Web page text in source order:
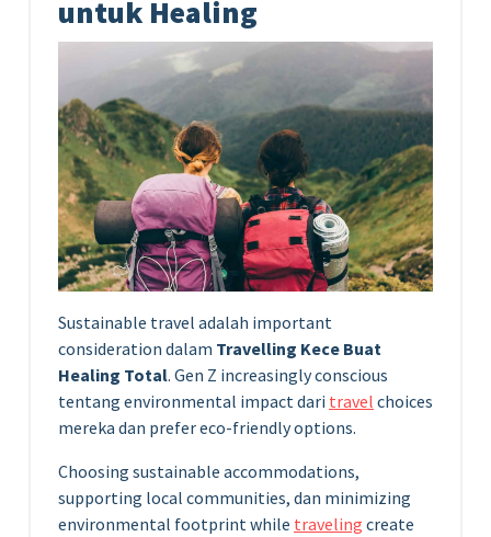
untuk Healing
Sustainable travel adalah important
consideration dalam Travelling Kece Buat
Healing Total. Gen Z increasingly conscious
tentang environmental impact dari travel choices
mereka dan prefer eco-friendly options.
Choosing sustainable accommodations,
supporting local communities, dan minimizing
environmental footprint while traveling create